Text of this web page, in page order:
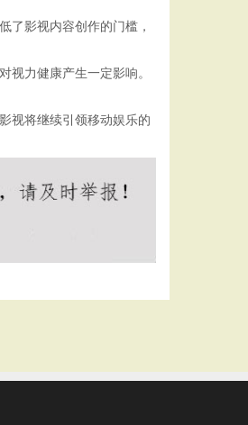
了影视内容创作的门槛，
视力健康产生一定影响。
视将继续引领移动娱乐的